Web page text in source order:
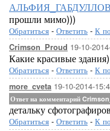
прошли мимо)))
Обратиться - Ответить - К
Crimson_Proud 19-10-
Какие красивые здания)
Обратиться - Ответить - К
more_cveta 19-10-2014-
Ответ на комментарий
детальку
Обратиться - Ответить - К